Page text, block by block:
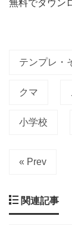
無料でダウン
テンプレ・
クマ
小学校
« Prev
関連記事